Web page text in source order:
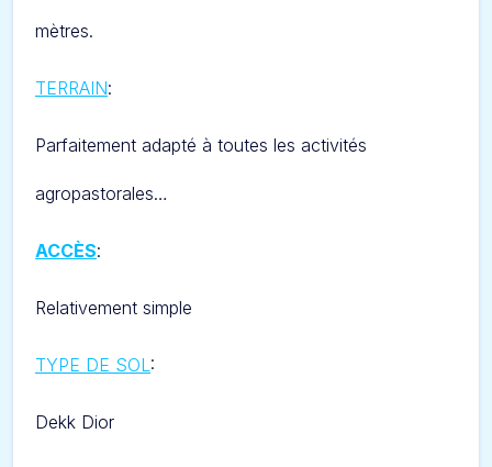
mètres.
TERRAIN:
Parfaitement adapté à toutes les activités
agropastorales…
ACCÈS:
Relativement simple
TYPE DE SOL:
Dekk Dior